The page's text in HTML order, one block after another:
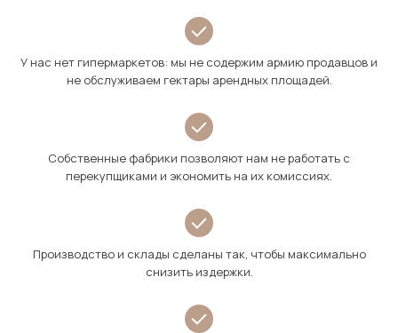
У нас нет гипермаркетов: мы не содержим армию продавцов и
не обслуживаем гектары арендных площадей.
Собственные фабрики позволяют нам не работать с
перекупщиками и экономить на их комиссиях.
Производство и склады сделаны так, чтобы максимально
снизить издержки.